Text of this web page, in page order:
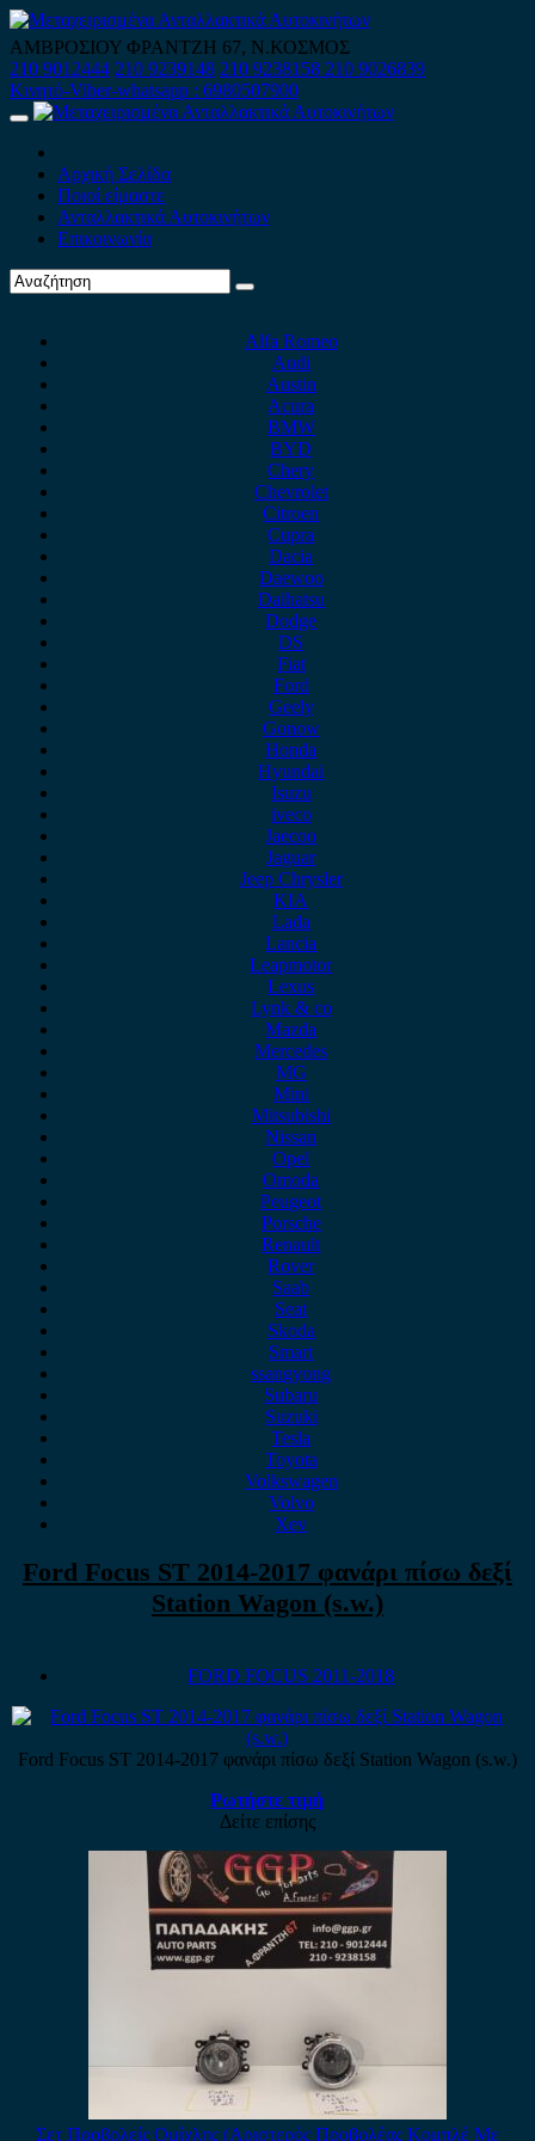
Skip
to
content
ΑΜΒΡΟΣΙΟΥ ΦΡΑΝΤΖΗ 67, Ν.ΚΟΣΜΟΣ
210 9012444 210 9239148 210 9238158 210 9026839
Κινητό-Viber-whatsapp : 6980507900
Primary
Αρχική Σελίδα
Ποιοί είμαστε
Ανταλλακτικά Αυτοκινήτων
Επικοινωνία
Alfa Romeo
Audi
Austin
Acura
BMW
BYD
Chery
Chevrolet
Citroen
Cupra
Dacia
Daewoo
Daihatsu
Dodge
DS
Fiat
Ford
Geely
Gonow
Honda
Hyundai
Isuzu
iveco
Jaecoo
Jaguar
Jeep Chrysler
KIA
Lada
Lancia
Leapmotor
Lexus
Lynk & co
Mazda
Mercedes
MG
Mini
Mitsubishi
Nissan
Opel
Omoda
Peugeot
Porsche
Renault
Rover
Saab
Seat
Skoda
Smart
ssangyong
Subaru
Suzuki
Tesla
Toyota
Volkswagen
Volvo
Xev
Ford Focus ST 2014-2017 φανάρι πίσω δεξί
Station Wagon (s.w.)
FORD FOCUS 2011-2018
Ford Focus ST 2014-2017 φανάρι πίσω δεξί Station Wagon (s.w.)
Ρωτήστε τιμή
Δείτε επίσης
Σετ Προβολείς Ομίχλης (Αριστερός Προβολέας Κομπλέ Με